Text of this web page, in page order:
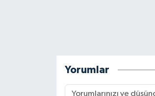
Yorumlar